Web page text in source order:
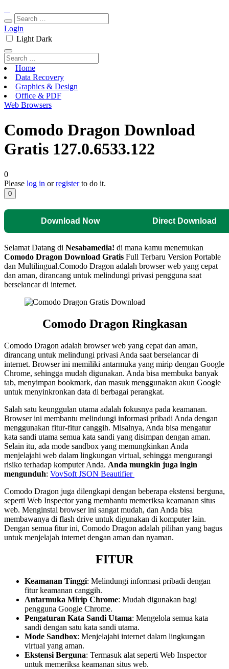
Login
Light Dark
Home
Data Recovery
Graphics & Design
Office & PDF
Web Browsers
Comodo Dragon Download
Gratis 127.0.6533.122
0
Please log in orregisterto do it.
0
Download Now Direct Download
Selamat Datang di Nesabamedia! di mana kamu menemukan
Comodo Dragon Download Gratis Full Terbaru Version Portable
dan Multilingual.Comodo Dragon adalah browser web yang cepat
dan aman, dirancang untuk melindungi privasi pengguna saat
berselancar di internet.
Comodo Dragon Ringkasan
Comodo Dragon adalah browser web yang cepat dan aman,
dirancang untuk melindungi privasi Anda saat berselancar di
internet. Browser ini memiliki antarmuka yang mirip dengan Google
Chrome, sehingga mudah digunakan. Anda bisa membuka banyak
tab, menyimpan bookmark, dan masuk menggunakan akun Google
untuk menyinkronkan data di berbagai perangkat.
Salah satu keunggulan utama adalah fokusnya pada keamanan.
Browser ini membantu melindungi informasi pribadi Anda dengan
menggunakan fitur-fitur canggih. Misalnya, Anda bisa mengatur
kata sandi utama semua kata sandi yang disimpan dengan aman.
Selain itu, ada mode sandbox yang memungkinkan Anda
menjelajahi web dalam lingkungan virtual, sehingga mengurangi
risiko terhadap komputer Anda. Anda mungkin juga ingin
mengunduh: VovSoft JSON Beautifier
Comodo Dragon juga dilengkapi dengan beberapa ekstensi berguna,
seperti Web Inspector yang membantu memeriksa keamanan situs
web. Menginstal browser ini sangat mudah, dan Anda bisa
membawanya di flash drive untuk digunakan di komputer lain.
Dengan semua fitur ini, Comodo Dragon adalah pilihan yang bagus
untuk menjelajah internet dengan aman dan nyaman.
FITUR
Keamanan Tinggi: Melindungi informasi pribadi dengan
fitur keamanan canggih.
Antarmuka Mirip Chrome: Mudah digunakan bagi
pengguna Google Chrome.
Pengaturan Kata Sandi Utama: Mengelola semua kata
sandi dengan satu kata sandi utama.
Mode Sandbox: Menjelajahi internet dalam lingkungan
virtual yang aman.
Ekstensi Berguna: Termasuk alat seperti Web Inspector
untuk memeriksa keamanan situs web.